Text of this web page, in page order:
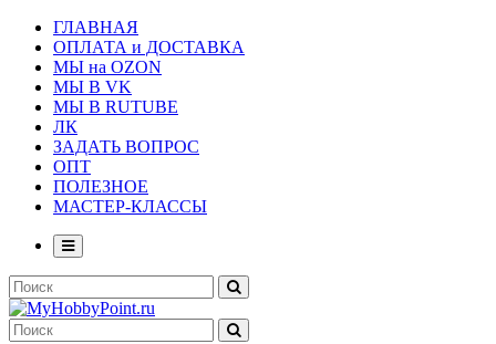
ГЛАВНАЯ
ОПЛАТА и ДОСТАВКА
МЫ на OZON
МЫ В VK
МЫ В RUTUBE
ЛК
ЗАДАТЬ ВОПРОС
ОПТ
ПОЛЕЗНОЕ
МАСТЕР-КЛАССЫ